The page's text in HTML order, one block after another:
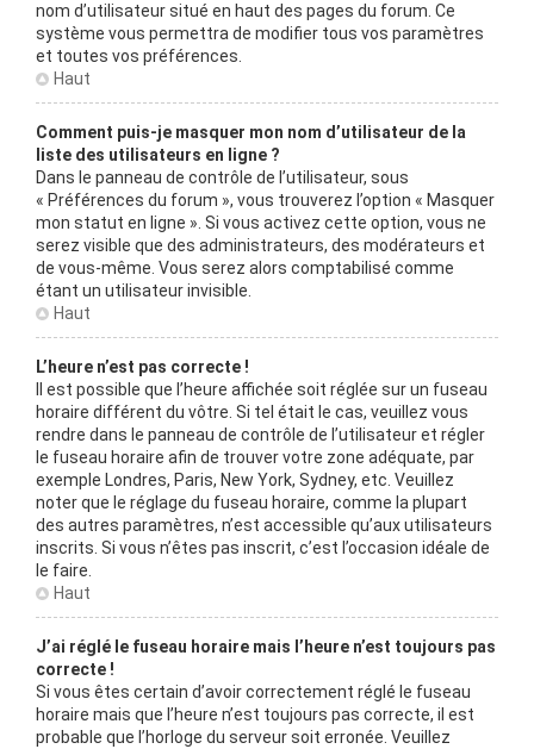
nom d’utilisateur situé en haut des pages du forum. Ce
système vous permettra de modifier tous vos paramètres
et toutes vos préférences.
Haut
Comment puis-je masquer mon nom d’utilisateur de la
liste des utilisateurs en ligne ?
Dans le panneau de contrôle de l’utilisateur, sous
« Préférences du forum », vous trouverez l’option « Masquer
mon statut en ligne ». Si vous activez cette option, vous ne
serez visible que des administrateurs, des modérateurs et
de vous-même. Vous serez alors comptabilisé comme
étant un utilisateur invisible.
Haut
L’heure n’est pas correcte !
Il est possible que l’heure affichée soit réglée sur un fuseau
horaire différent du vôtre. Si tel était le cas, veuillez vous
rendre dans le panneau de contrôle de l’utilisateur et régler
le fuseau horaire afin de trouver votre zone adéquate, par
exemple Londres, Paris, New York, Sydney, etc. Veuillez
noter que le réglage du fuseau horaire, comme la plupart
des autres paramètres, n’est accessible qu’aux utilisateurs
inscrits. Si vous n’êtes pas inscrit, c’est l’occasion idéale de
le faire.
Haut
J’ai réglé le fuseau horaire mais l’heure n’est toujours pas
correcte !
Si vous êtes certain d’avoir correctement réglé le fuseau
horaire mais que l’heure n’est toujours pas correcte, il est
probable que l’horloge du serveur soit erronée. Veuillez